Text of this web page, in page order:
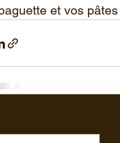
et vos